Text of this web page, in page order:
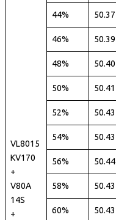
VL8015
KV170
+
V80A
14S
+
44% 50.37
46% 50.39
48% 50.40
50% 50.41
52% 50.43
54% 50.43
56% 50.44
58% 50.43
60% 50.43